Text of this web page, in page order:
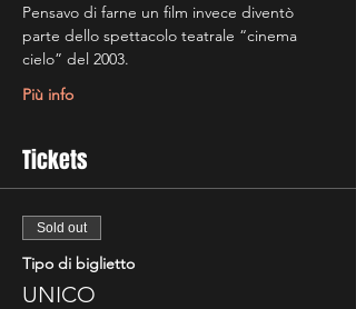
Pensavo di farne un film invece diventò
parte dello spettacolo teatrale “cinema
cielo” del 2003.
Più info
Tickets
Sold out
Tipo di biglietto
UNICO